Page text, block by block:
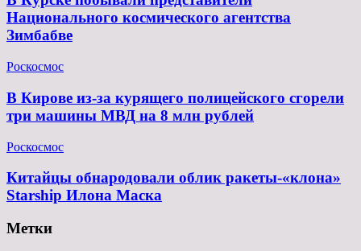
Национального космического агентства
Зимбабве
Роскосмос
В Кирове из-за курящего полицейского сгорели
три машины МВД на 8 млн рублей
Роскосмос
Китайцы обнародовали облик ракеты-«клона»
Starship Илона Маска
Метки